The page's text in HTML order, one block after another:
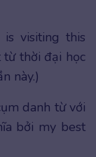
is visiting this
từ thời đại học
này.)
danh từ với
bởi my best